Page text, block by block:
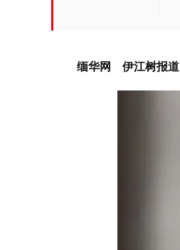
缅华网 伊江树报道